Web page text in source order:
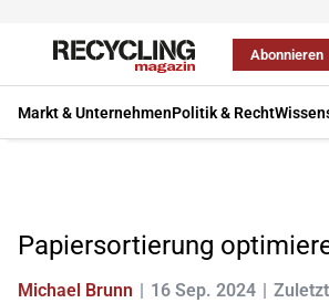
Abonnieren
Markt & UnternehmenPolitik & Recht
Papiersortierung
Michael Brunn 16 Sep. 2024